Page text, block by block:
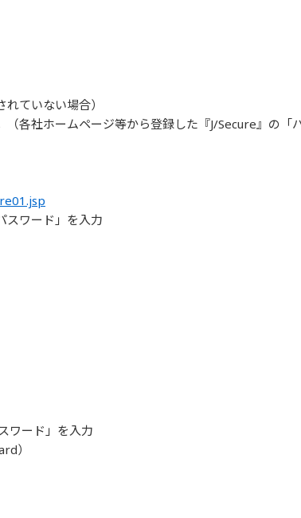
ていない場合）
各社ホームページ等から登録した『J/Secure』の「
スワード」を入力
ワード」を入力
）